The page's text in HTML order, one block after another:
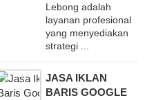
Lebong adalah
layanan profesional
yang menyediakan
strategi ...
JASA IKLAN
BARIS GOOGLE